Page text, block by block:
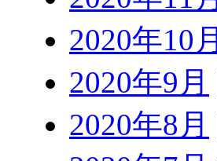
2020年10月
2020年9月
2020年8月